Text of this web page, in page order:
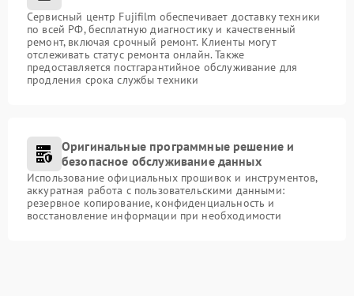
Сервисный центр Fujifilm обеспечивает доставку техники
по всей РФ, бесплатную диагностику и качественный
ремонт, включая срочный ремонт. Клиенты могут
отслеживать статус ремонта онлайн. Также
предоставляется постгарантийное обслуживание для
продления срока службы техники
Оригинальные программные решение и
безопасное обслуживание данных
Использование официальных прошивок и инструментов,
аккуратная работа с пользовательскими данными:
резервное копирование, конфиденциальность и
восстановление информации при необходимости